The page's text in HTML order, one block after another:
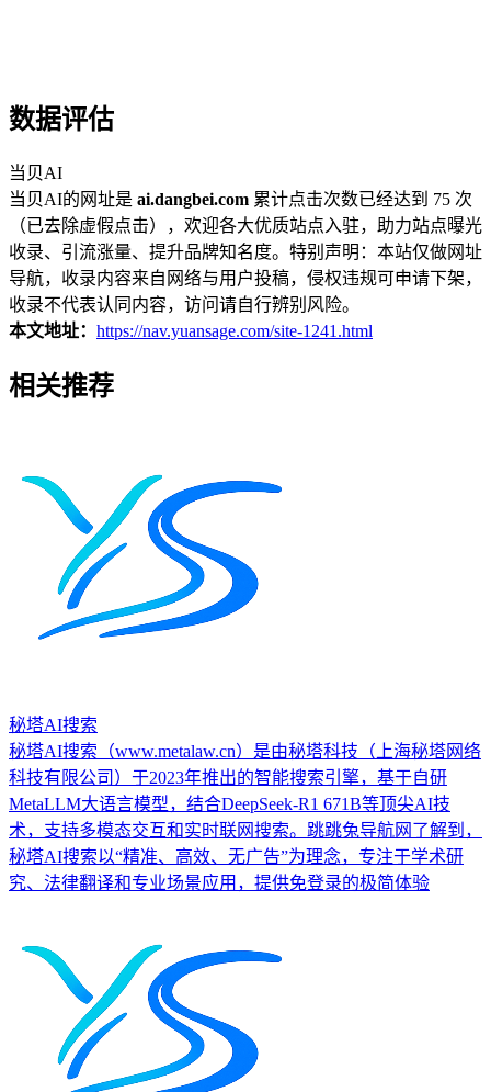
数据评估
当贝AI
当贝AI的网址是 ai.dangbei.com 累计点击次数已经达到 75 次
（已去除虚假点击），欢迎各大优质站点入驻，助力站点曝光
收录、引流涨量、提升品牌知名度。特别声明：本站仅做网址
导航，收录内容来自网络与用户投稿，侵权违规可申请下架，
收录不代表认同内容，访问请自行辨别风险。
本文地址： https://nav.yuansage.com/site-1241.html
相关推荐
秘塔AI搜索
秘塔AI搜索（www.metalaw.cn）是由秘塔科技（上海秘塔网络
科技有限公司）于2023年推出的智能搜索引擎，基于自研
MetaLLM大语言模型，结合DeepSeek-R1 671B等顶尖AI技
术，支持多模态交互和实时联网搜索。跳跳兔导航网了解到，
秘塔AI搜索以“精准、高效、无广告”为理念，专注于学术研
究、法律翻译和专业场景应用，提供免登录的极简体验